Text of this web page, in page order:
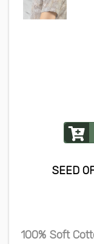
100% Soft